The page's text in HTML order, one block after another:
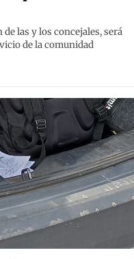
las y los concejales, será
de la comunidad